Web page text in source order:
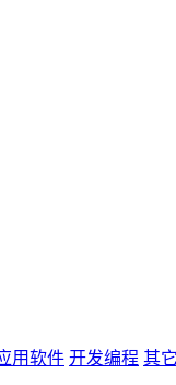
用软件 开发编程 其